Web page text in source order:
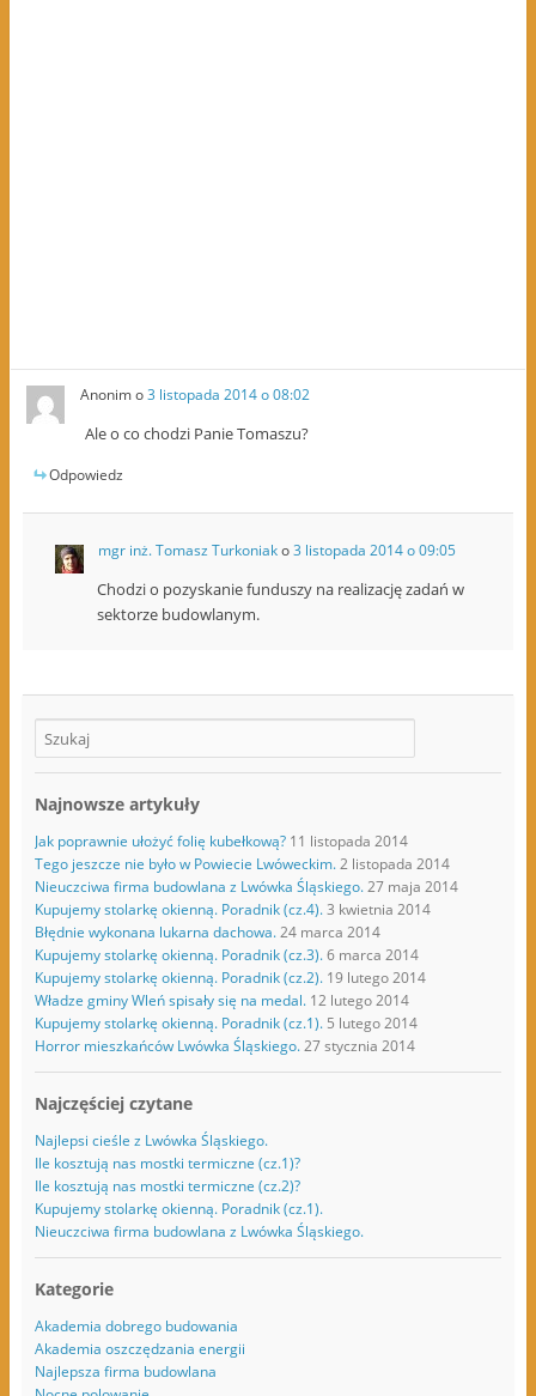
Anonimo3 listopada 2014 o 08:02
Ale o co chodzi Panie Tomaszu?
Odpowiedz
mgr inż. Tomasz Turkoniako3 listopada 2014 o 09:05
Chodzi o pozyskanie funduszy na realizację zadań w
sektorze budowlanym.
Najnowsze artykuły
Jak poprawnie ułożyć folię kubełkową? 11 listopada 2014
Tego jeszcze nie było w Powiecie Lwóweckim. 2 listopada 2014
Nieuczciwa firma budowlana z Lwówka Śląskiego. 27 maja 2014
Kupujemy stolarkę okienną. Poradnik (cz.4). 3 kwietnia 2014
Błędnie wykonana lukarna dachowa. 24 marca 2014
Kupujemy stolarkę okienną. Poradnik (cz.3). 6 marca 2014
Kupujemy stolarkę okienną. Poradnik (cz.2). 19 lutego 2014
Władze gminy Wleń spisały się na medal. 12 lutego 2014
Kupujemy stolarkę okienną. Poradnik (cz.1). 5 lutego 2014
Horror mieszkańców Lwówka Śląskiego. 27 stycznia 2014
Najczęściej czytane
Najlepsi cieśle z Lwówka Śląskiego.
Ile kosztują nas mostki termiczne (cz.1)?
Ile kosztują nas mostki termiczne (cz.2)?
Kupujemy stolarkę okienną. Poradnik (cz.1).
Nieuczciwa firma budowlana z Lwówka Śląskiego.
Kategorie
Akademia dobrego budowania
Akademia oszczędzania energii
Najlepsza firma budowlana